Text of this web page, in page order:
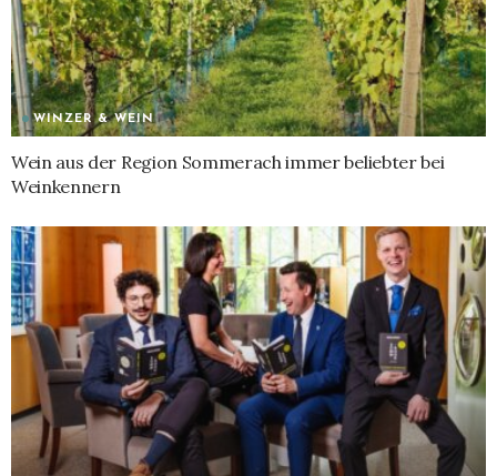
WINZER & WEIN
Wein aus der Region Sommerach immer beliebter bei
Weinkennern